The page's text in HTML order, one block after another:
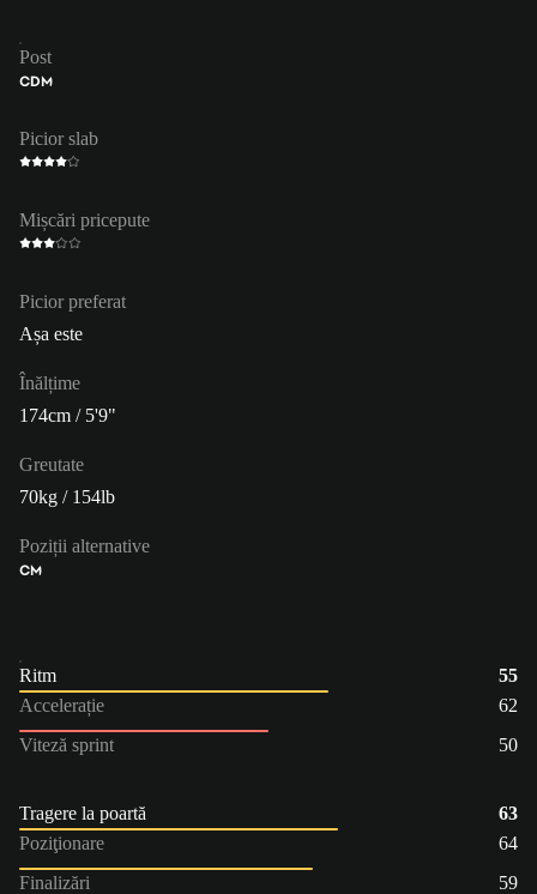
Post
CDM
Picior slab
Mișcări pricepute
Picior preferat
Așa este
Înălțime
174cm / 5'9"
Greutate
70kg / 154lb
Poziții alternative
CM
Ritm
55
Accelerație
62
Viteză sprint
50
Tragere la poartă
63
Poziţionare
64
Finalizări
59